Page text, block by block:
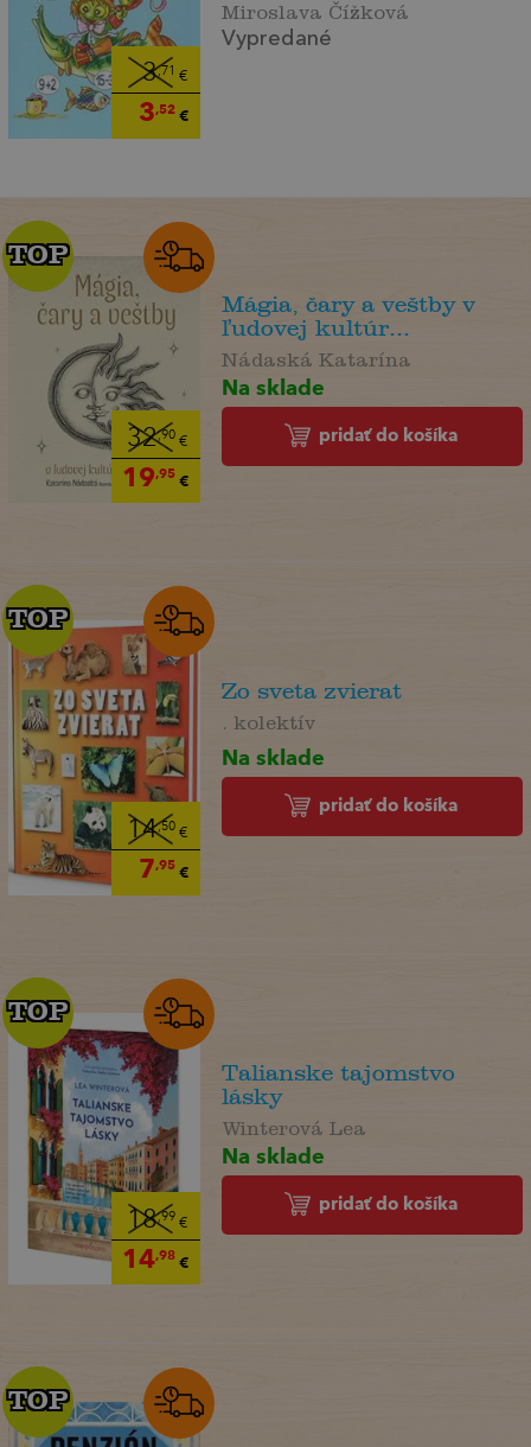
3,71 €
3,52€
Miroslava Čížková
Vypredané
32,90€
19,95€
TOP
TOP
Mágia, čary a veštby v
ľudovej kultúr...
Nádaská Katarína
Na sklade
pridať do košíka
14,50€
7,95€
TOP
TOP
Zo sveta zvierat
. kolektív
Na sklade
pridať do košíka
18,99 €
14,98€
TOP
TOP
Talianske tajomstvo
lásky
Winterová Lea
Na sklade
pridať do košíka
TOP
TOP